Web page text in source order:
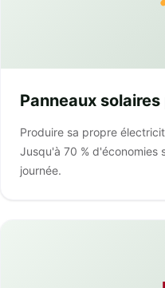
Panneaux
Produire sa propre
Jusqu'à 70 % d'économies
journée.